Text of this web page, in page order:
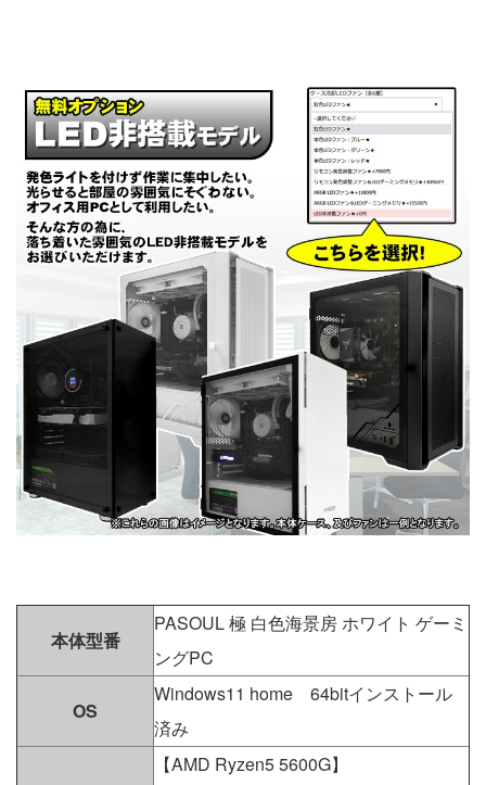
本体型番
PASOUL 極 白色海景房 ホワイト ゲーミ
ングPC
OS
Windows11 home 64bitインストール
済み
【AMD Ryzen5 5600G】